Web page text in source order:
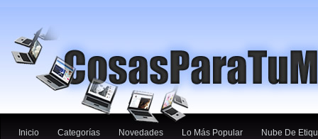
Inicio Categorías Novedades Lo Más Popular Nube De